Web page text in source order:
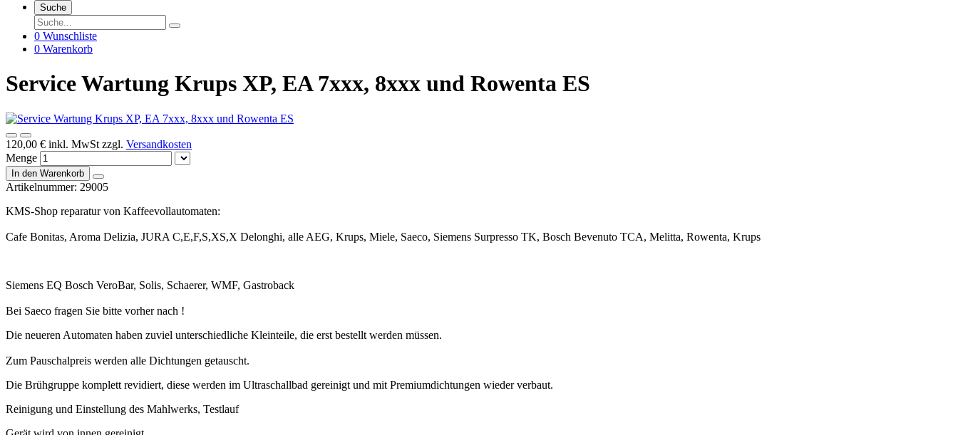
Suche
0 Wunschliste
0 Warenkorb
Service Wartung Krups XP, EA 7xxx, 8xxx und Rowenta ES
120,00 € inkl. MwSt zzgl. Versandkosten
Menge
In den Warenkorb
Artikelnummer: 29005
KMS-Shop reparatur von Kaffeevollautomaten:
Cafe Bonitas, Aroma Delizia, JURA C,E,F,S,XS,X Delonghi, alle AEG, Krups, Miele, Saeco, Siemens Surpresso TK, Bosch Bevenuto TCA, Melitta, Rowenta, Krups
Siemens EQ Bosch VeroBar, Solis, Schaerer, WMF, Gastroback
Bei Saeco fragen Sie bitte vorher nach !
Die neueren Automaten haben zuviel unterschiedliche Kleinteile, die erst bestellt werden müssen.
Zum Pauschalpreis werden alle Dichtungen getauscht.
Die Brühgruppe komplett revidiert, diese werden im Ultraschallbad gereinigt und mit Premiumdichtungen wieder verbaut.
Reinigung und Einstellung des Mahlwerks, Testlauf